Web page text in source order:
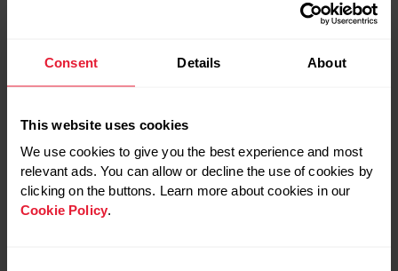
Consent Details About
This website uses cookies
We use cookies to give you the best experience and most
relevant ads. You can allow or decline the use of cookies by
clicking on the buttons. Learn more about cookies in our
Cookie Policy.
ESPLORAZIONE! 10
CONSIGLI PER
PREPARARSI AL
MEGLIO AL TRAIL
RUNNING
Se hai voglia di iniziare
QUESTE APP
EStai cercando nuovi
percorsi trail? Prova